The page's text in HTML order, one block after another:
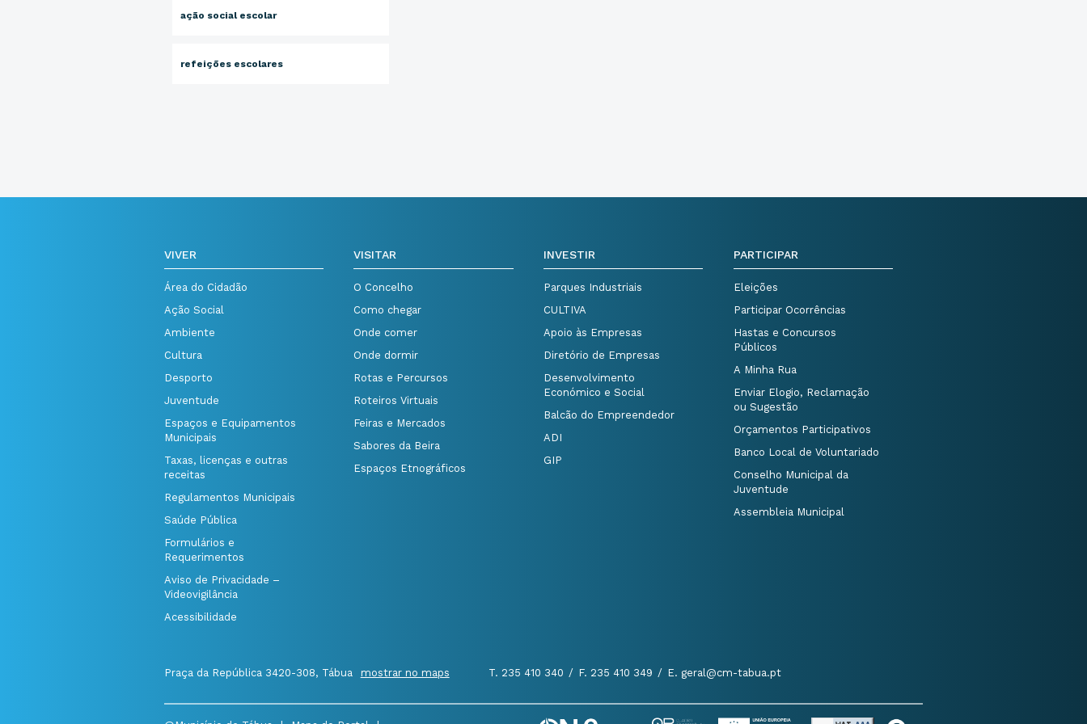
ação social escolar
refeições escolares
VIVER
Área do Cidadão
Ação Social
Ambiente
Cultura
Desporto
Juventude
Espaços e Equipamentos
Municipais
Taxas, licenças e outras
receitas
Regulamentos Municipais
Saúde Pública
Formulários e
Requerimentos
Aviso de Privacidade –
Videovigilância
Acessibilidade
VISITAR
O Concelho
Como chegar
Onde comer
Onde dormir
Rotas e Percursos
Roteiros Virtuais
Feiras e Mercados
Sabores da Beira
Espaços Etnográficos
INVESTIR
Parques Industriais
CULTIVA
Apoio às Empresas
Diretório de Empresas
Desenvolvimento
Económico e Social
Balcão do Empreendedor
ADI
GIP
PARTICIPAR
Eleições
Participar Ocorrências
Hastas e Concursos
Públicos
A Minha Rua
Enviar Elogio, Reclamação
ou Sugestão
Orçamentos Participativos
Banco Local de Voluntariado
Conselho Municipal da
Juventude
Assembleia Municipal
Praça da República 3420-308, Tábua mostrar no maps T. 235 410 340 / F. 235 410 349 / E. geral@cm-tabua.pt